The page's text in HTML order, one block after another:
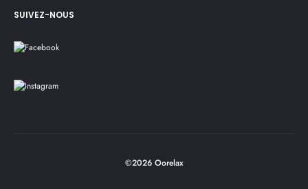
SUIVEZ-NOUS
©2026 Oorelax